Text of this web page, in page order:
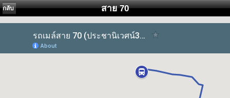
กลับ สาย 70